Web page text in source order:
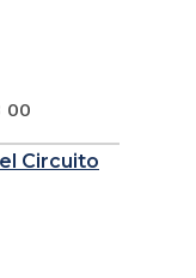
00
Circuito